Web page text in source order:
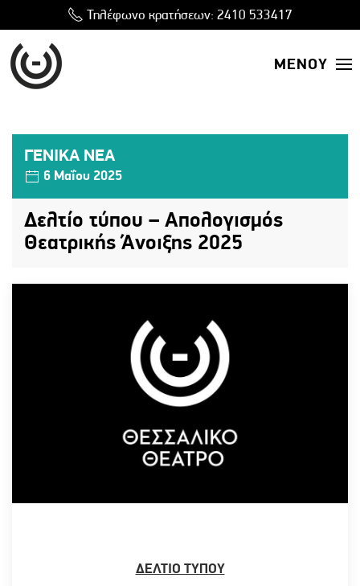
Τηλέφωνο κρατήσεων: 2410 533417
ΜΕΝΟΥ
ΓΕΝΙΚΑ ΝΕΑ
6 Μαΐου 2025
Δελτίο τύπου – Απολογισμός
Θεατρικής Άνοιξης 2025
ΔΕΛΤΙΟ ΤΥΠΟΥ